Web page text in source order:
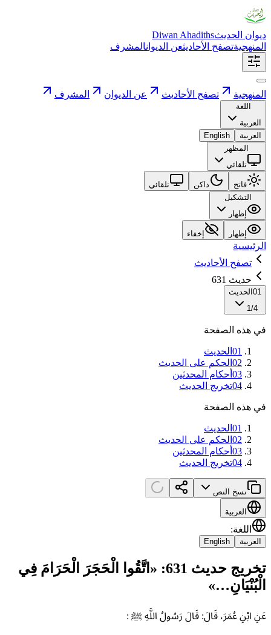
ديوان الحديثDiwan Ahadiths
المنهجيةتصفح الأحاديثعن الديوانالمشرف
المنهجية تصفح الأحاديث عن الديوان المشرف
اللغة
العربية
العربية
English
المظهر
تلقائي
فاتح داكن
تلقائي
التشكيل
إظهار
إظهار إخفاء
الرئيسية
تصفح الأحاديث
حديث 631
01 الحديث
1/4
في هذه الصفحة
01 الحديث
02 الحكم على الحديث
03 أحكام المحدثين
04تخريج الحديث
في هذه الصفحة
01 الحديث
02 الحكم على الحديث
03 أحكام المحدثين
04تخريج الحديث
نسخ النص
العربية
اللغة:
العربية English
تخريج حديث 631: «‌اتَّقُوا ‌الْحَجَرَ ‌الْحَرَامَ فِي
الْبُنْيَانِ…»
عَنِ ابْنِ عُمَرَ، قَالَ: قَالَ رَسُولُ اللَّهِ ﷺ :